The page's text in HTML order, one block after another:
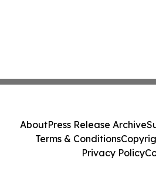
AboutPress Release Archive
Terms & Conditions
Privacy Policy